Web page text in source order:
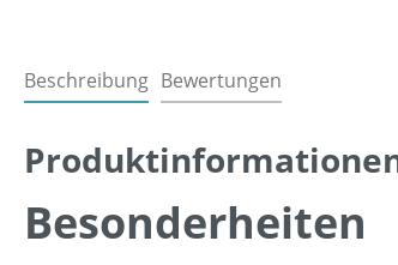
Beschreibung Bewertungen
Besonderheiten